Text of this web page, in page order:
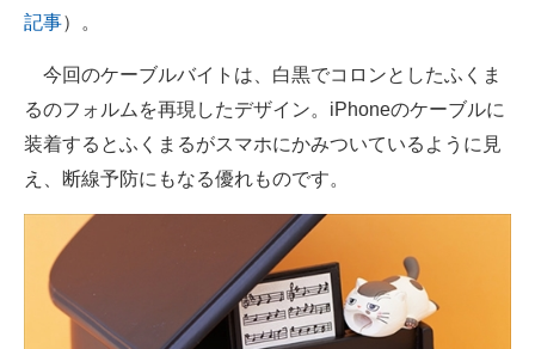
IT製品の技術・比較・事例
製造業のIT導入・活用を支援
エレクトロニクス専門サイト
電子設計の基本と応用
エネルギーの専門メディア
建設×テクノロジーの最前線
記事）。
今回のケーブルバイトは、白黒でコロンとしたふくま
るのフォルムを再現したデザイン。iPhoneのケーブルに
装着するとふくまるがスマホにかみついているように見
え、断線予防にもなる優れものです。